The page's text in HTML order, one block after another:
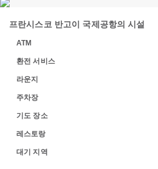
프란시스코 반고이 국제공항의 시설
ATM
환전 서비스
라운지
주차장
기도 장소
레스토랑
대기 지역